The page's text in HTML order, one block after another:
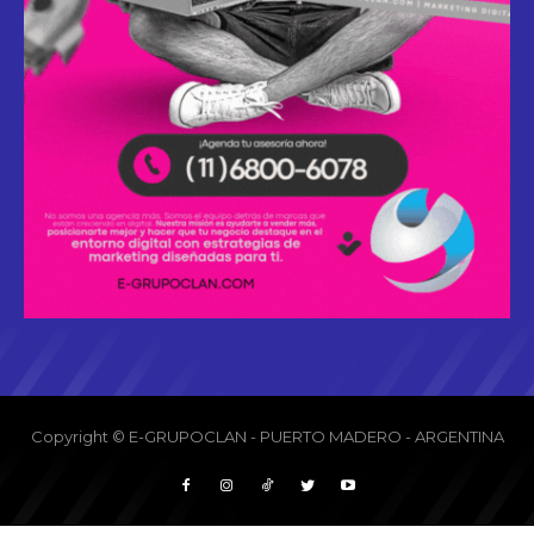
Copyright © E-GRUPOCLAN - PUERTO MADERO - ARGENTINA